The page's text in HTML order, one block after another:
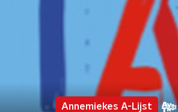
Annemiekes A-Lijst